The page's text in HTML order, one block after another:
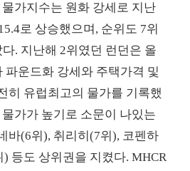
가지수는 원화 강세로 지난
로 상승했으며, 순위도 7위
. 지난해 2위였던 런던은 올
파운드화 강세와 주택가격 및
히 유럽최고의 물가를 기록했
가가 높기로 소문이 나있는
바(6위), 취리히(7위), 코펜하
등도 상위권을 지켰다. MHCR